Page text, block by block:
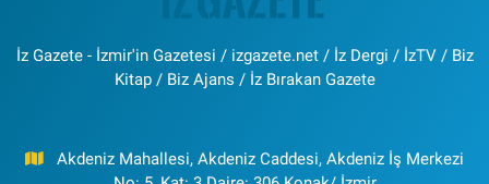
İz Gazete - İzmir'in Gazetesi / izgazete.net / İz Dergi / İzTV / Biz
Kitap / Biz Ajans / İz Bırakan Gazete
Akdeniz Mahallesi, Akdeniz Caddesi, Akdeniz İş Merkezi